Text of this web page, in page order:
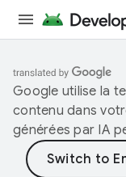
Google utilise la
contenu dans
générées par IA